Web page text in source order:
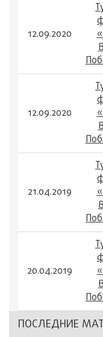
12.09.2020
12.09.2020
21.04.2019
20.04.2019
ПОСЛЕДНИЕ